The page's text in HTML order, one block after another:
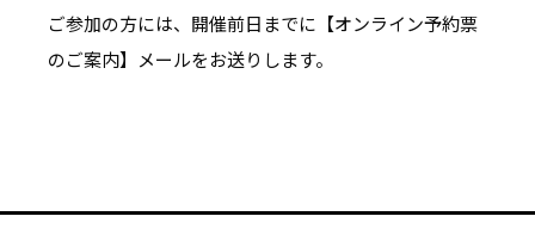
ご参加の方には、開催前日までに【オンライン予約票
のご案内】メールをお送りします。